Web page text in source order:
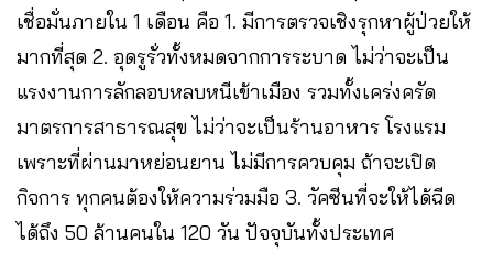
เชื่อมั่นภายใน 1 เดือน คือ 1. มีการตรวจเชิงรุกหาผู้ป่วยให้
มากที่สุด 2. อุดรูรั่วทั้งหมดจากการระบาด ไม่ว่าจะเป็น
แรงงานการลักลอบหลบหนีเข้าเมือง รวมทั้งเคร่งครัด
มาตรการสาธารณสุข ไม่ว่าจะเป็นร้านอาหาร โรงแรม
เพราะที่ผ่านมาหย่อนยาน ไม่มีการควบคุม ถ้าจะเปิด
กิจการ ทุกคนต้องให้ความร่วมมือ 3. วัคซีนที่จะให้ได้ฉีด
ได้ถึง 50 ล้านคนใน 120 วัน ปัจจุบันทั้งประเทศ